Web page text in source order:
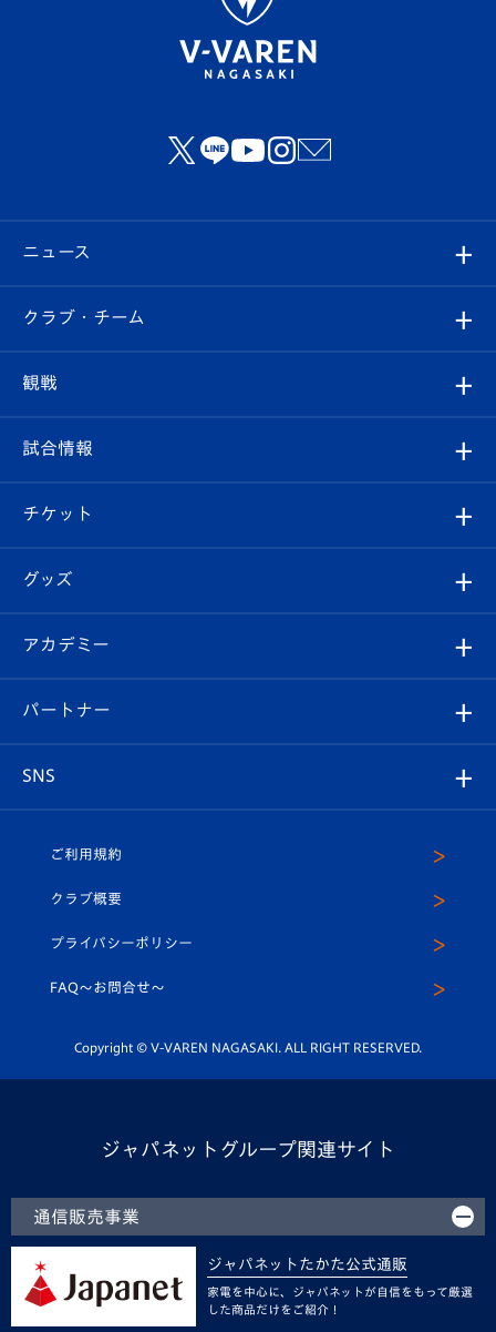
ニュース
すべて
クラブ
試合情報
チケット
イベント
メディア
ホームタウン
クラブ・チーム
クラブ概要
エンブレム紹介
スタッフプロフィール
マスコット紹介
平和祈念活動
ホームタウン活動
観戦
観戦ルール
はじめての観戦ガイド
Revive Team
ヴィヴィくんの長崎おもてなしガイド
試合情報
試合日程/結果
フォトギャラリー
スタジアムグルメ
チケット
チケット
V-LOVERS（ファンクラブ）
プレイヤーズスイート
グッズ
オンラインショップ
店舗情報
アカデミー
育成からのお知らせ
U-18
スクール
パートナー
SNS
ヴィヴィくんインスタグラム
公式LINE＠
ご利用規約
クラブ概要
プライバシーポリシー
FAQ〜お問合せ〜
Copyright © V-VAREN NAGASAKI. ALL RIGHT RESERVED.
ジャパネットグループ関連サイト
通信販売事業
ジャパネットたかた公式通販
家電を中心に、ジャパネットが自信をもって厳選
した商品だけをご紹介！